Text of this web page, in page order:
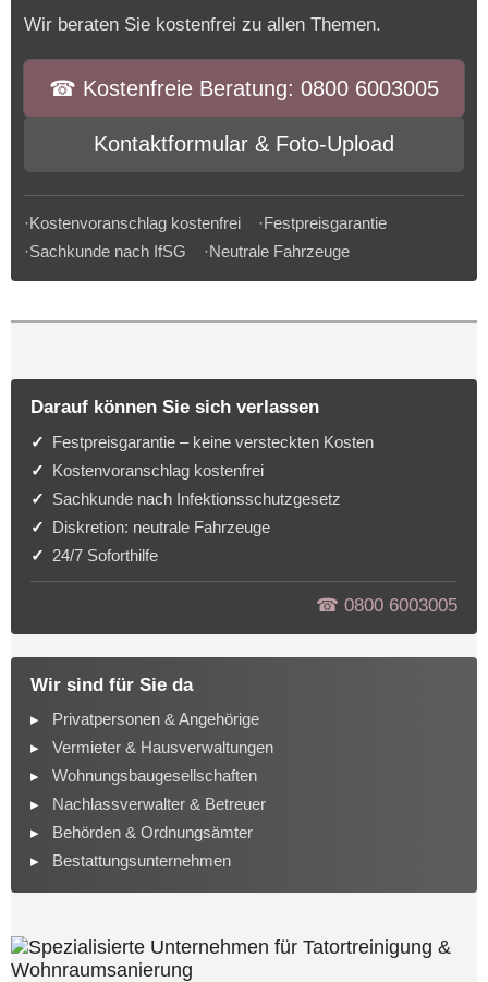
Wir beraten Sie kostenfrei zu allen Themen.
☎︎ Kostenfreie Beratung: 0800 6003005
Kontaktformular & Foto-Upload
·Kostenvoranschlag kostenfrei ·Festpreisgarantie
·Sachkunde nach IfSG ·Neutrale Fahrzeuge
Darauf können Sie sich verlassen
Festpreisgarantie – keine versteckten Kosten
Kostenvoranschlag kostenfrei
Sachkunde nach Infektionsschutzgesetz
Diskretion: neutrale Fahrzeuge
24/7 Soforthilfe
☎︎ 0800 6003005
Wir sind für Sie da
Privatpersonen & Angehörige
Vermieter & Hausverwaltungen
Wohnungsbaugesellschaften
Nachlassverwalter & Betreuer
Behörden & Ordnungsämter
Bestattungsunternehmen